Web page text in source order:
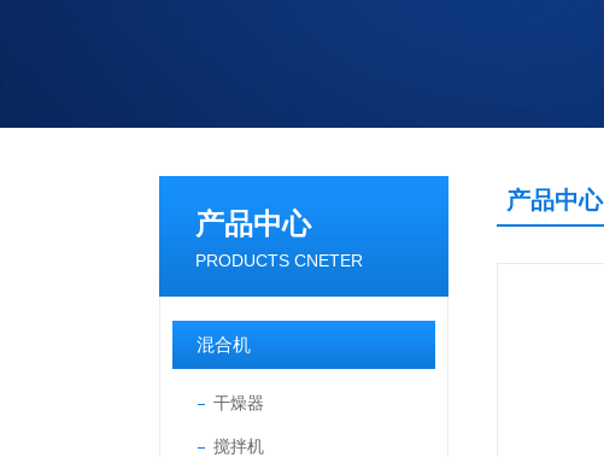
产品中心
PRODUCTS CNETER
混合机
干燥器
搅拌机
产品中心